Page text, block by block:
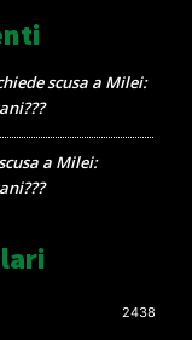
scusa a Milei:
a Milei:
2438